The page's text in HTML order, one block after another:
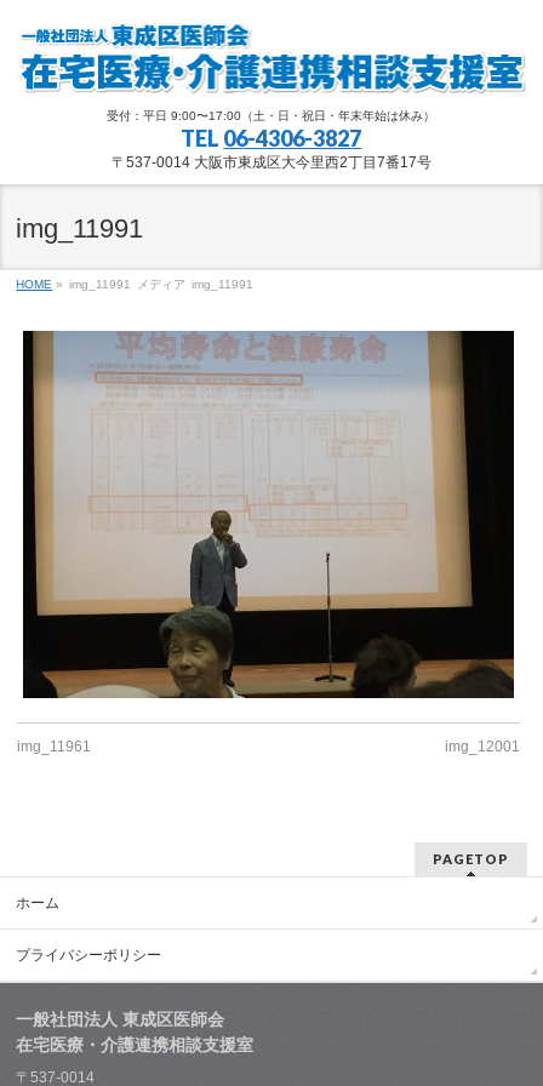
受付：平日 9:00〜17:00（土・日・祝日・年末年始は休み）
TEL 06-4306-3827
〒537-0014 大阪市東成区大今里西2丁目7番17号
img_11991
HOME » img_11991 メディア img_11991
img_11961 img_12001
PAGETOP
ホーム
プライバシーポリシー
一般社団法人 東成区医師会
在宅医療・介護連携相談支援室
〒537-0014